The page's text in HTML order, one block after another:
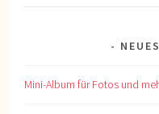
Mini-Album für Fotos und